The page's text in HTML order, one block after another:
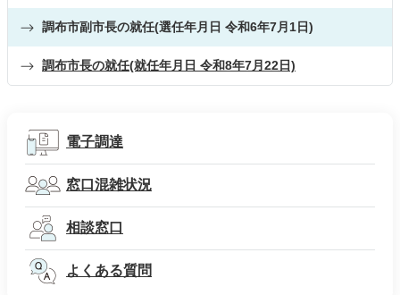
調布市副市長の就任(選任年月日 令和6年7月1日)
調布市長の就任(就任年月日 令和8年7月22日)
電子調達
窓口混雑状況
相談窓口
よくある質問